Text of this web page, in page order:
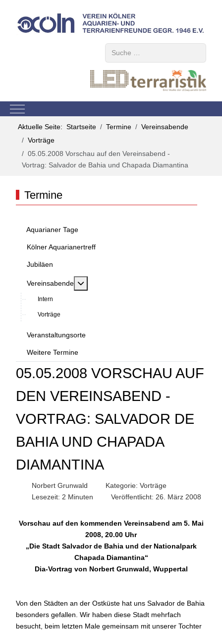
Mobile Menu Toggle
Aktuelle Seite: Startseite Termine
Vereinsabende
Vorträge
05.05.2008 Vorschau auf den Vereinsabend -
Vortrag: Salvador de Bahia und Chapada Diamantina
Termine
Aquarianer Tage
Kölner Aquarianertreff
Jubiläen
Vereinsabende MOD_MENU_TOGGLE_SUBMENU_LABEL
Intern
Vorträge
Veranstaltungsorte
Weitere Termine
05.05.2008 VORSCHAU AUF
DEN VEREINSABEND -
VORTRAG: SALVADOR DE
BAHIA UND CHAPADA
DIAMANTINA
Norbert Grunwald Kategorie: Vorträge
Lesezeit: 2 Minuten
Veröffentlicht: 26. März 2008
Vorschau auf den kommenden Vereinsabend am 5. Mai
2008, 20.00 Uhr
„Die Stadt Salvador de Bahia und der Nationalpark
Chapada Diamantina“
Dia-Vortrag von Norbert Grunwald, Wuppertal
Von den Städten an der Ostküste hat uns Salvador de Bahia
besonders gefallen. Wir haben diese Stadt mehrfach
besucht, beim letzten Male gemeinsam mit unserer Tochter